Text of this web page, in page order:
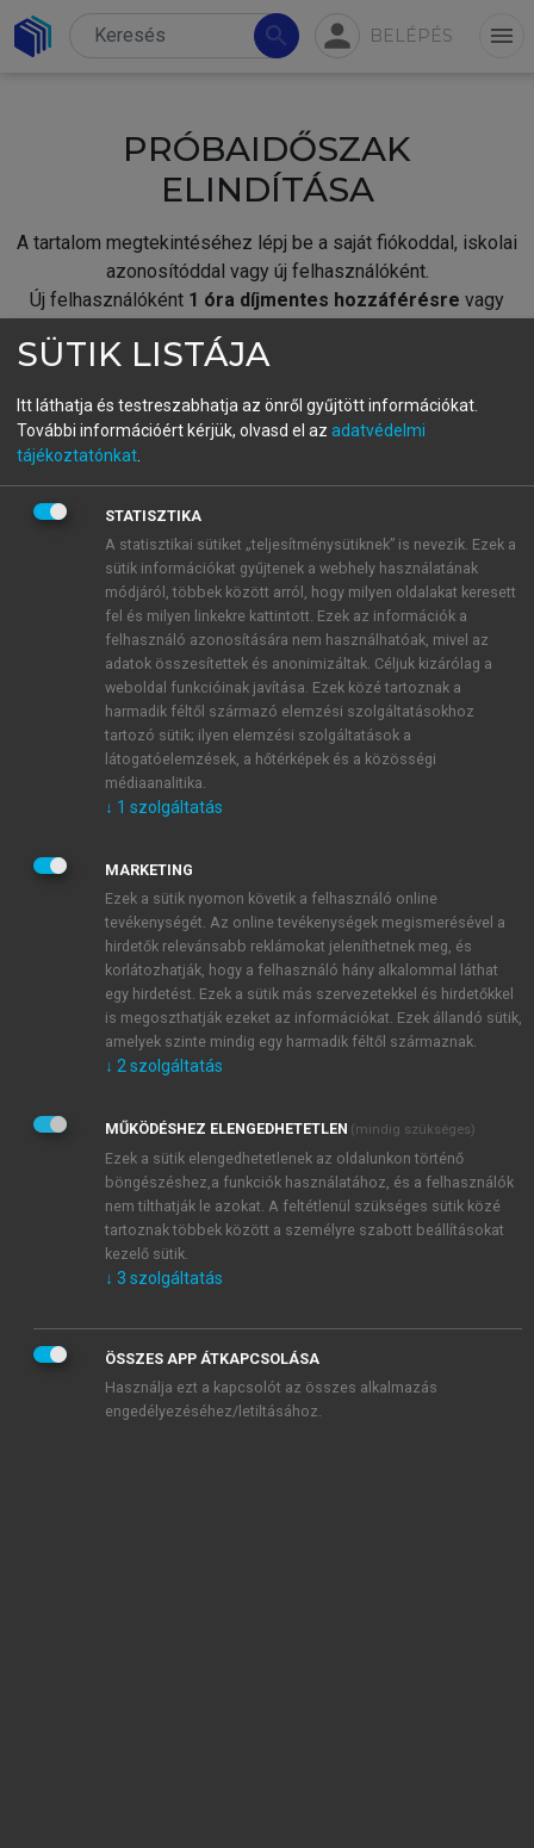
search person BELÉPÉS menu
PRÓBAIDŐSZAK
ELINDÍTÁSA
A tartalom megtekintéséhez lépj be a saját fiókoddal, iskolai
azonosítóddal vagy új felhasználóként.
Új felhasználóként 1 óra díjmentes hozzáférésre vagy
fiókoddal,vagy hozz létre új fiókot.
A regisztráció után apróbaidőszakautomatikusan
BELÉPÉS SAJÁT FIÓKKAL
ÚJ FIÓK LÉTREHOZÁSA
1 óra díjmentes hozzáférés
E-MAIL-CÍM
JELSZÓ
JELSZÓ ÚJRA
Kérek értesítést a MeRSZ újdonságairól, akcióiról.
Kérek értesítést az Akadémiai Kiadó Zrt. újdonságairól,
Adatkezelési tájékoztatóbanfoglaltakat tudomásul
veszem és elfogadom.
Általános vásárlási feltételeket, valamint a szotar.netés a
mersz.huoldalak licencszerződéseiben foglaltakat
tudomásul veszem és elfogadom.
KIPRÓBÁLOM
SÜTIK LISTÁJA
Itt láthatja és testreszabhatja az önről gyűjtött információkat.
További információért kérjük, olvasd el az adatvédelmi
tájékoztatónkat
STATISZTIKA
A statisztikai sütiket „teljesítménysütiknek” is nevezik. Ezek a
sütik információkat gyűjtenek a webhely használatának
módjáról, többek között arról, hogy milyen oldalakat keresett
fel és milyen linkekre kattintott. Ezek az információk a
felhasználó azonosítására nem használhatóak, mivel az
adatok összesítettek és anonimizáltak. Céljuk kizárólag a
weboldal funkcióinak javítása. Ezek közé tartoznak a
harmadik féltől származó elemzési szolgáltatásokhoz
tartozó sütik; ilyen elemzési szolgáltatások a
látogatóelemzések, a hőtérképek és a közösségi
médiaanalitika.
↓ 1 szolgáltatás
MARKETING
Ezek a sütik nyomon követik a felhasználó online
tevékenységét. Az online tevékenységek megismerésével a
hirdetők relevánsabb reklámokat jeleníthetnek meg, és
korlátozhatják, hogy a felhasználó hány alkalommal láthat
egy hirdetést. Ezek a sütik más szervezetekkel és hirdetőkkel
is megoszthatják ezeket az információkat. Ezek állandó sütik,
amelyek szinte mindig egy harmadik féltől származnak.
↓ 2 szolgáltatás
MŰKÖDÉSHEZ ELENGEDHETETLEN (mindig szükséges)
Ezek a sütik elengedhetetlenek az oldalunkon történő
böngészéshez,a funkciók használatához, és a felhasználók
nem tilthatják le azokat. A feltétlenül szükséges sütik közé
tartoznak többek között a személyre szabott beállításokat
kezelő sütik.
↓ 3 szolgáltatás
ÖSSZES APP ÁTKAPCSOLÁSA
Használja ezt a kapcsolót az összes alkalmazás
engedélyezéséhez/letiltásához.